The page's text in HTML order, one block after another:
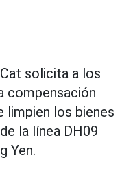
solicita a los
compensación
limpien los bienes
la línea DH09
Yen.